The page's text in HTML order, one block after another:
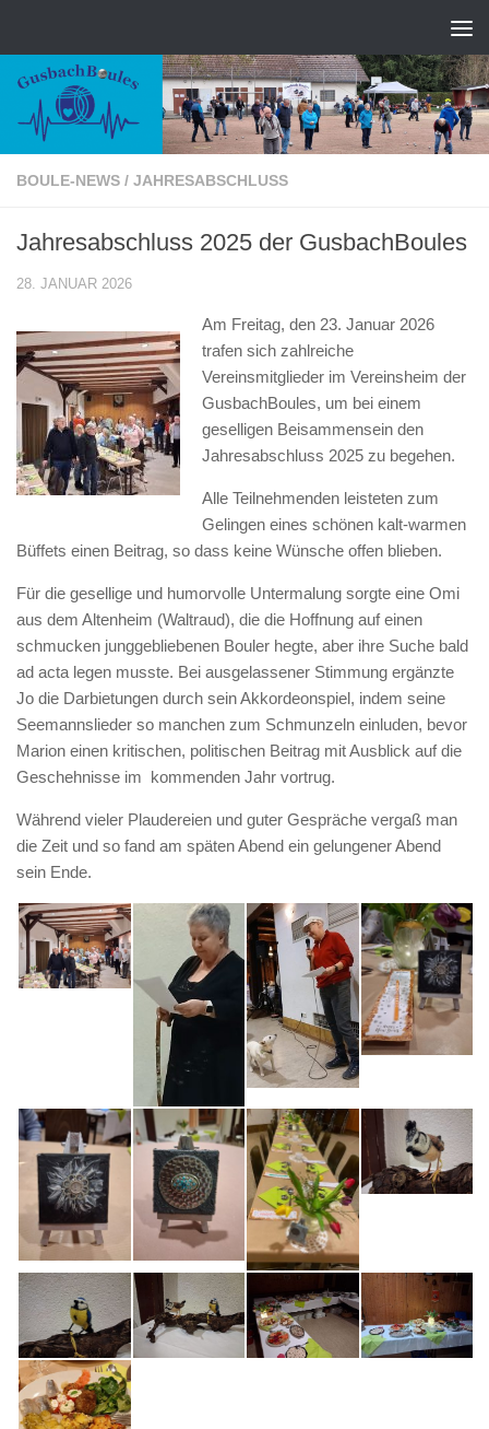
BOULE-NEWS / JAHRESABSCHLUSS
Jahresabschluss 2025 der GusbachBoules
28. JANUAR 2026
Am Freitag, den 23. Januar 2026
trafen sich zahlreiche
Vereinsmitglieder im Vereinsheim der
GusbachBoules, um bei einem
geselligen Beisammensein den
Jahresabschluss 2025 zu begehen.
Alle Teilnehmenden leisteten zum
Gelingen eines schönen kalt-warmen
Büffets einen Beitrag, so dass keine Wünsche offen blieben.
Für die gesellige und humorvolle Untermalung sorgte eine Omi
aus dem Altenheim (Waltraud), die die Hoffnung auf einen
schmucken junggebliebenen Bouler hegte, aber ihre Suche bald
ad acta legen musste. Bei ausgelassener Stimmung ergänzte
Jo die Darbietungen durch sein Akkordeonspiel, indem seine
Seemannslieder so manchen zum Schmunzeln einluden, bevor
Marion einen kritischen, politischen Beitrag mit Ausblick auf die
Geschehnisse im kommenden Jahr vortrug.
Während vieler Plaudereien und guter Gespräche vergaß man
die Zeit und so fand am späten Abend ein gelungener Abend
sein Ende.